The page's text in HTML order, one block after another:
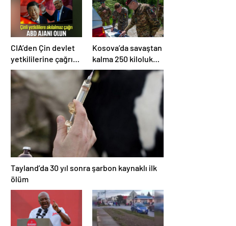
CIA’den Çin devlet
yetkililerine çağrı:
ABD ajanı olun
Kosova’da savaştan
kalma 250 kiloluk
bomba imha edildi
Tayland’da 30 yıl sonra şarbon kaynaklı ilk
ölüm